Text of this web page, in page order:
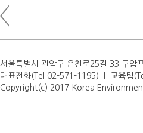
서울특별시 관악구 은천로25길 33 구암
대표전화(Tel.02-571-1195) l 교육팀
Copyright(c) 2017 Korea